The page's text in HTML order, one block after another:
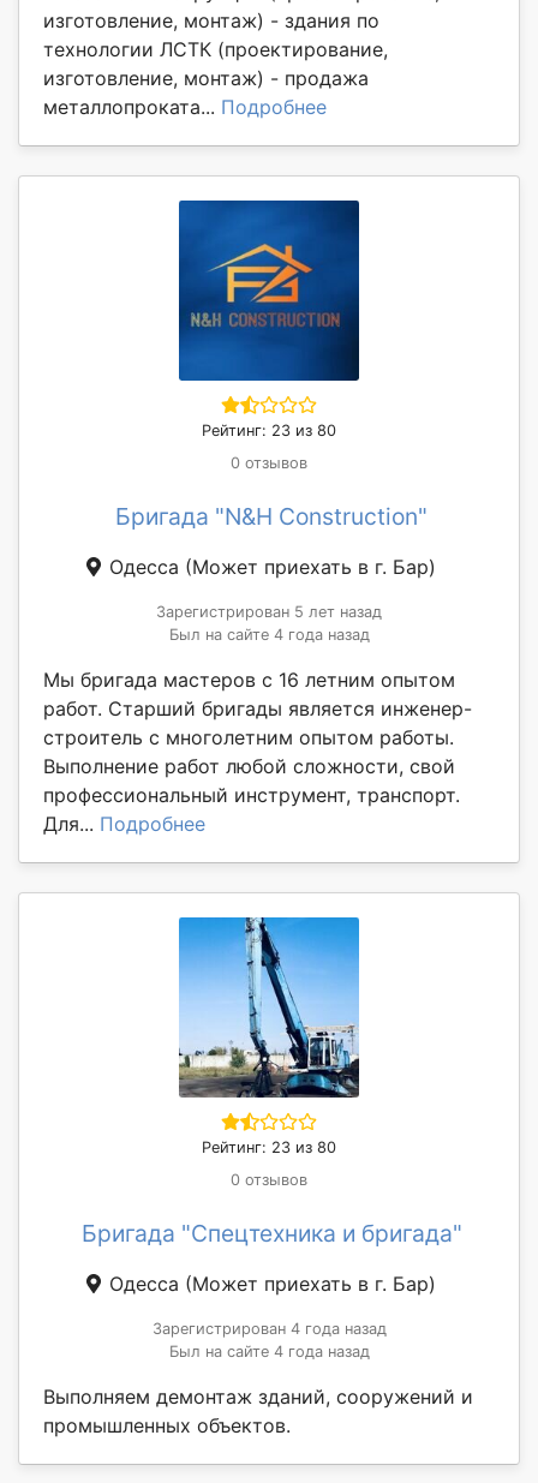
изготовление, монтаж) - здания по
технологии ЛСТК (проектирование,
изготовление, монтаж) - продажа
металлопроката... Подробнее
Рейтинг: 23 из 80
0 отзывов
Бригада "N&H Construction"
Одесса (Может приехать в г. Бар)
Зарегистрирован 5 лет назад
Был на сайте 4 года назад
Мы бригада мастеров с 16 летним опытом
работ. Старший бригады является инженер-
строитель с многолетним опытом работы.
Выполнение работ любой сложности, свой
профессиональный инструмент, транспорт.
Для... Подробнее
Рейтинг: 23 из 80
0 отзывов
Бригада "Спецтехника и бригада"
Одесса (Может приехать в г. Бар)
Зарегистрирован 4 года назад
Был на сайте 4 года назад
Выполняем демонтаж зданий, сооружений и
промышленных объектов.